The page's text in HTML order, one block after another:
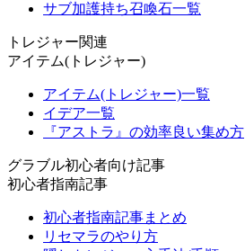
サブ加護持ち召喚石一覧
トレジャー関連
アイテム(トレジャー)
アイテム(トレジャー)一覧
イデア一覧
『アストラ』の効率良い集め方
グラブル初心者向け記事
初心者指南記事
初心者指南記事まとめ
リセマラのやり方